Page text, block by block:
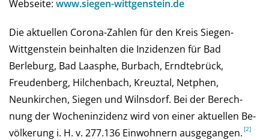
Webseite: www.siegen-wittgenstein.de
Die aktuellen Corona-Zahlen für den Kreis Siegen-
Wittgenstein beinhalten die Inzidenzen für Bad
Berleburg, Bad Laasphe, Burbach, Erndtebrück,
Freudenberg, Hilchenbach, Kreuztal, Netphen,
Neunkirchen, Siegen und Wilnsdorf. Bei der Be­rech­
nung der Wochen­inzi­denz wird von einer aktu­el­len Be­
völ­ke­rung i. H. v. 277.136 Ein­woh­nern aus­ge­gan­gen.